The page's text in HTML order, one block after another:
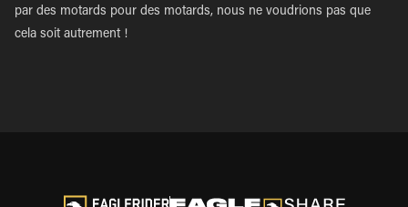
par des motards pour des motards, nous ne voudrions pas que
cela soit autrement !